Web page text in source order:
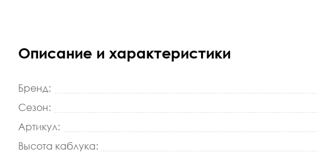
Описание и характеристики
Бренд:
Сезон:
Артикул:
Высота каблука: